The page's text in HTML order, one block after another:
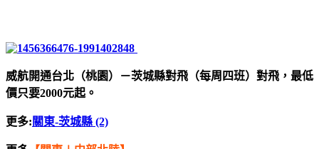
威航開通台北（桃園）－茨城縣對飛（每周四班）對飛，最低
價只要2000元起。
更多: 關東-茨城縣 (2)